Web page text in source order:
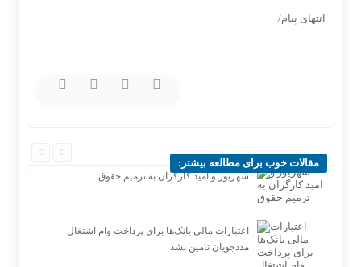
انتهای پیام/
مقالات خوب برای مطالعه بیشتر:
شهریور و امید کارگران به ترمیم حقوق
اعتبارات مالی بانک‌ها برای پرداخت وام اشتغال
مددجویان تامین نشد